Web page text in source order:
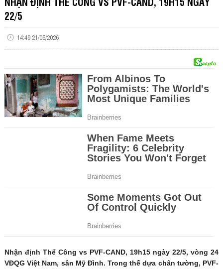
22/5
14:49 21/05/2026
Nhận định Thể Công vs PVF-CAND, 19h15 ngày 22/5, vòng 24
VĐQG Việt Nam, sân Mỹ Đình. Trong thế dựa chân tường, PVF-